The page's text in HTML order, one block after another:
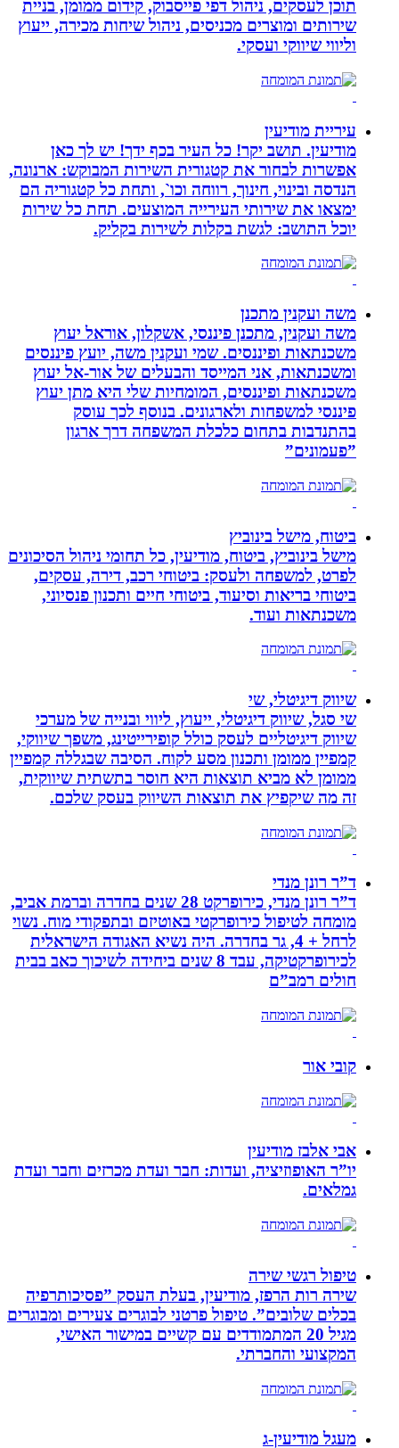
תוכן לעסקים, ניהול דפי פייסבוק, קידום ממומן, בניית
שירותים ומוצרים מכניסים, ניהול שיחות מכירה, ייעוץ
וליווי שיווקי ועסקי.
עיריית מודיעין
מודיעין. תושב יקר! כל העיר בכף ידך! יש לך כאן
אפשרות לבחור את קטגורית השירות המבוקש: ארנונה,
הנדסה ובינוי, חינוך, רווחה וכו`, ותחת כל קטגוריה הם
ימצאו את שירותי העירייה המוצעים. תחת כל שירות
יוכל התושב: לגשת בקלות לשירות בקליק.
משה ועקנין מתכנן
משה ועקנין, מתכנן פיננסי, אשקלון, אוראל יעוץ
משכנתאות ופיננסים. שמי ועקנין משה, יועץ פיננסים
ומשכנתאות, אני המייסד והבעלים של אור-אל יעוץ
משכנתאות ופיננסים, המומחיות שלי היא מתן יעוץ
פיננסי למשפחות ולארגונים. בנוסף לכך עוסק
בהתנדבות בתחום כלכלת המשפחה דרך ארגון
”פעמונים”
ביטוח, מישל בינוביץ
מישל בינוביץ, ביטוח, מודיעין, כל תחומי ניהול הסיכונים
לפרט, למשפחה ולעסק: ביטוחי רכב, דירה, עסקים,
ביטוחי בריאות וסיעוד, ביטוחי חיים ותכנון פנסיוני,
משכנתאות ועוד.
שיווק דיגיטלי, שי
שי סגל, שיווק דיגיטלי, ייעוץ, ליווי ובנייה של מערכי
שיווק דיגיטליים לעסק כולל קופירייטינג, משפך שיווקי,
קמפיין ממומן ותכנון מסע לקוח. הסיבה שבגללה קמפיין
ממומן לא מביא תוצאות היא חוסר בתשתית שיווקית,
זה מה שיקפיץ את תוצאות השיווק בעסק שלכם.
ד”ר רונן מנדי
ד”ר רונן מנדי, כירופרקט 28 שנים בחדרה וברמת אביב,
מומחה לטיפול כירופרקטי באוטיזם ובתפקודי מוח. נשוי
לרחל + 4, גר בחדרה. היה נשיא האגודה הישראלית
לכירופרקטיקה, עבד 8 שנים ביחידה לשיכוך כאב בבית
חולים רמב”ם
קובי אור
אבי אלבז מודיעין
יו”ר האופוזיציה, ועדות: חבר ועדת מכרזים וחבר ועדת
גמלאים.
טיפול רגשי שירה
שירה רות הרפז, מודיעין, בעלת העסק ”פסיכותרפיה
בכלים שלובים”. טיפול פרטני לבוגרים צעירים ומבוגרים
מגיל 20 המתמודדים עם קשיים במישור האישי,
המקצועי והחברתי.
מעגל מודיעין-ג